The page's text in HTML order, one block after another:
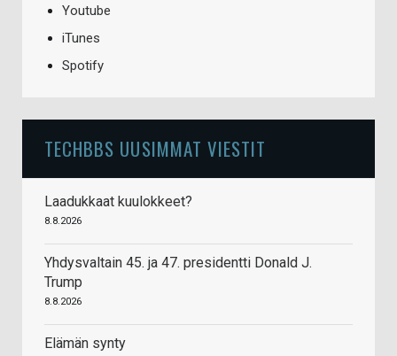
Youtube
iTunes
Spotify
TECHBBS UUSIMMAT VIESTIT
Laadukkaat kuulokkeet?
8.8.2026
Yhdysvaltain 45. ja 47. presidentti Donald J.
Trump
8.8.2026
Elämän synty